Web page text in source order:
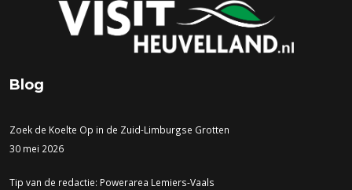
Blog
Zoek de Koelte Op in de Zuid-Limburgse Grotten
30 mei 2026
Tip van de redactie: Powerarea Lemiers-Vaals